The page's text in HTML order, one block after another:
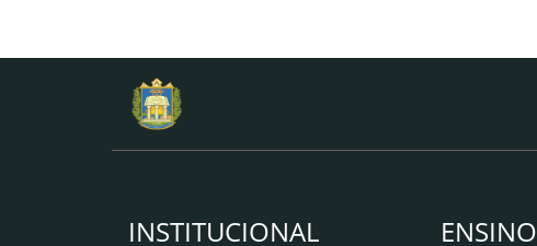
INSTITUCIONAL ENSINO